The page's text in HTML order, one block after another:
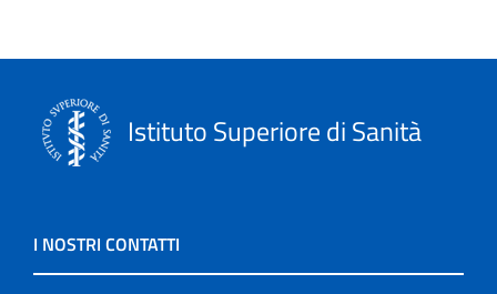
Istituto Superiore di Sanità
I NOSTRI CONTATTI